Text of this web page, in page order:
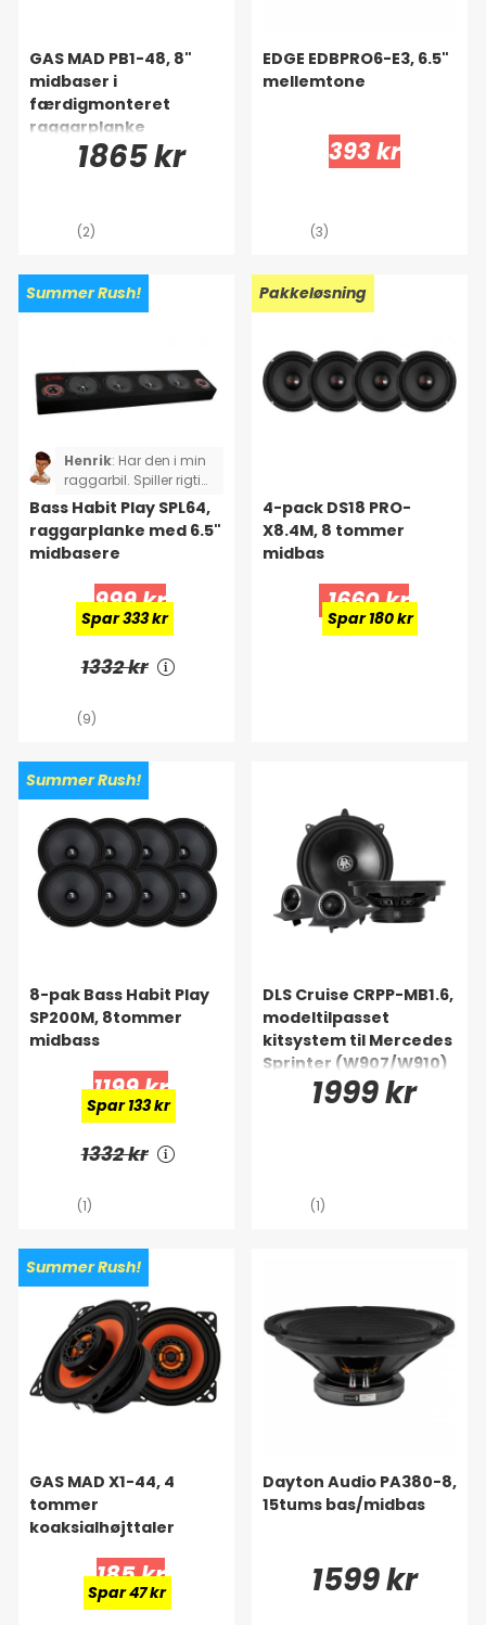
GAS MAD PB1-48, 8"
midbaser i
færdigmonteret
raggarplanke
1865 kr
(2)
EDGE EDBPRO6-E3, 6.5"
mellemtone
393 kr
(3)
Summer Rush!
Henrik: Har den i min
raggarbil. Spiller rigtig
godt sammen med et
400 W Bass Habit
sluttrin.
Bass Habit Play SPL64,
raggarplanke med 6.5"
midbasere
999 kr
Spar 333 kr
1332 kr
(9)
Pakkeløsning
4-pack DS18 PRO-
X8.4M, 8 tommer
midbas
1660 kr
Spar 180 kr
Summer Rush!
8-pak Bass Habit Play
SP200M, 8tommer
midbass
1199 kr
Spar 133 kr
1332 kr
(1)
DLS Cruise CRPP-MB1.6,
modeltilpasset
kitsystem til Mercedes
Sprinter (W907/W910)
1999 kr
(1)
Summer Rush!
GAS MAD X1-44, 4
tommer
koaksialhøjttaler
185 kr
Spar 47 kr
Dayton Audio PA380-8,
15tums bas/midbas
1599 kr